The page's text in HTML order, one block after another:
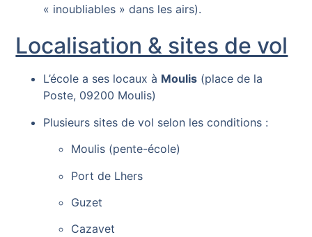
« inoubliables » dans les airs).
Localisation & sites de vol
L’école a ses locaux à Moulis (place de la
Poste, 09200 Moulis)
Plusieurs sites de vol selon les conditions :
Moulis (pente-école)
Port de Lhers
Guzet
Cazavet